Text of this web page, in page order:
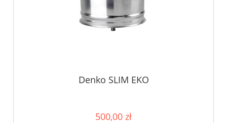
Denko SLIM EKO
500,00 zł